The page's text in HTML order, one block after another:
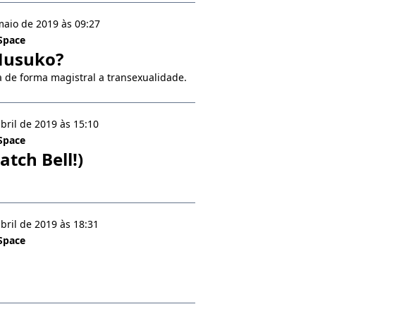
de 2019 às 09:27
de forma magistral a transexualidade.
de 2019 às 15:10
Bell!)
de 2019 às 18:31